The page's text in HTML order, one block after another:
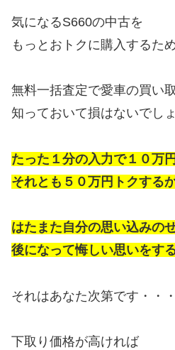
気になるS660の中古を
もっとおトクに購入するた
無料一括査定で愛車の買い
知っておいて損はないでしょ
たった１分の入力で１０万
それとも５０万円トクするか
はたまた自分の思い込みの
後になって悔しい思いをする
それはあなた次第です・・・
下取り価格が高ければ